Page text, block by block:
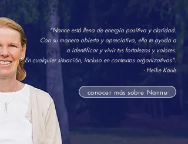
"Nanne está llena de energía positiva y claridad.
Con su manera abierta y apreciativa, ella te ayuda a
a identificar y vivir tus fortalezas y valores.
En cualquier situación, incluso en contextos organizativos".
- Heike Kauls
conocer más sobre Nanne